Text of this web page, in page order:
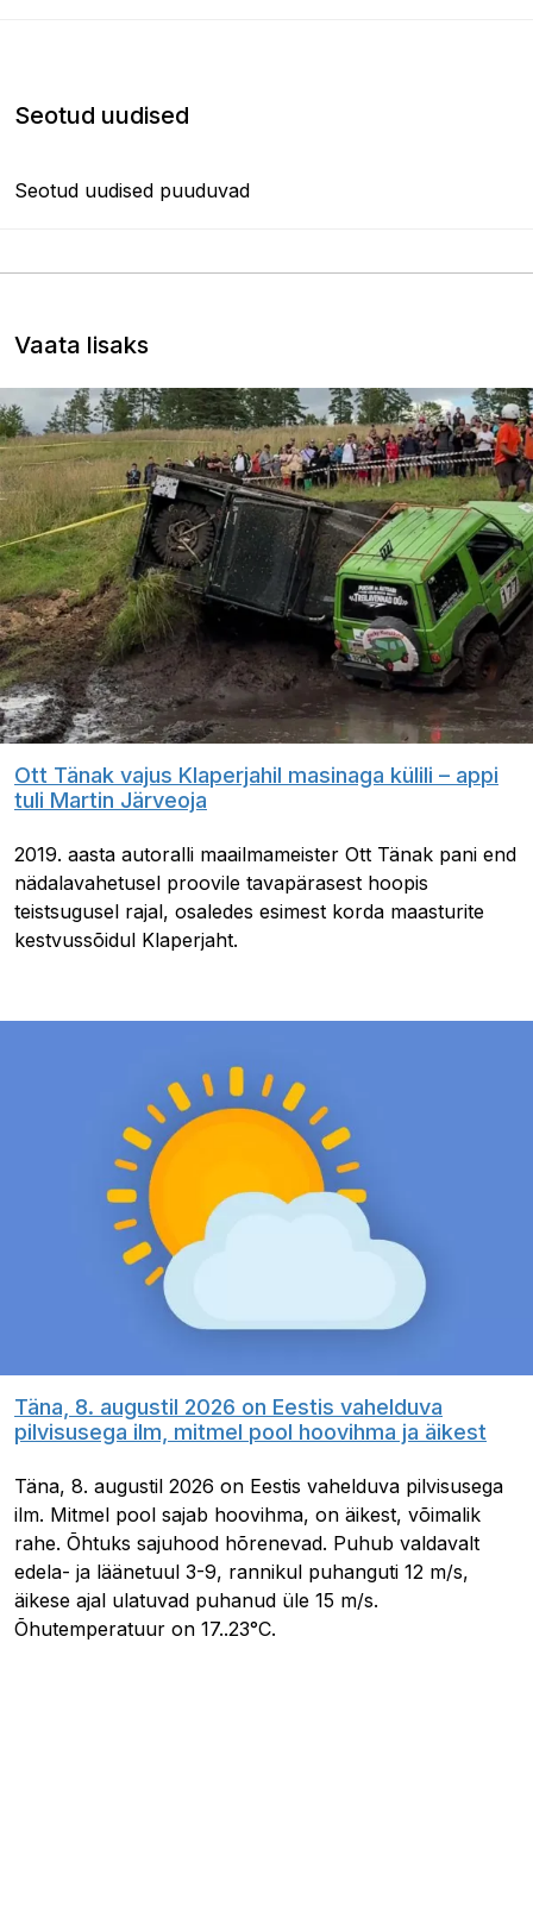
Seotud uudised
Seotud uudised puuduvad
Vaata lisaks
Ott Tänak vajus Klaperjahil masinaga külili – appi
tuli Martin Järveoja
2019. aasta autoralli maailmameister Ott Tänak pani end
nädalavahetusel proovile tavapärasest hoopis
teistsugusel rajal, osaledes esimest korda maasturite
kestvussõidul Klaperjaht.
Täna, 8. augustil 2026 on Eestis vahelduva
pilvisusega ilm, mitmel pool hoovihma ja äikest
Täna, 8. augustil 2026 on Eestis vahelduva pilvisusega
ilm. Mitmel pool sajab hoovihma, on äikest, võimalik
rahe. Õhtuks sajuhood hõrenevad. Puhub valdavalt
edela- ja läänetuul 3-9, rannikul puhanguti 12 m/s,
äikese ajal ulatuvad puhanud üle 15 m/s.
Õhutemperatuur on 17..23°C.